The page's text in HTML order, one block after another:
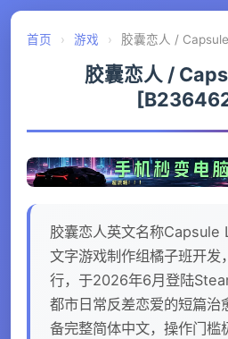
首页 › 游戏 › 胶囊恋人 /
胶囊恋人 /
胶囊恋人英文名称Capsule
文字游戏制作组橘子班开
行，于2026年6月登陆
都市日常反差恋爱的短篇治
备完整简体中文，操作门槛